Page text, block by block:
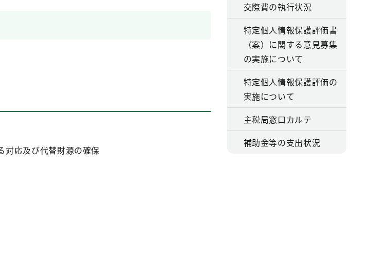
対応及び代替財源の確保
交際費の執行状況
特定個人情報保護評価書
（案）に関する意見募集
の実施について
特定個人情報保護評価の
実施について
主税局窓口カルテ
補助金等の支出状況